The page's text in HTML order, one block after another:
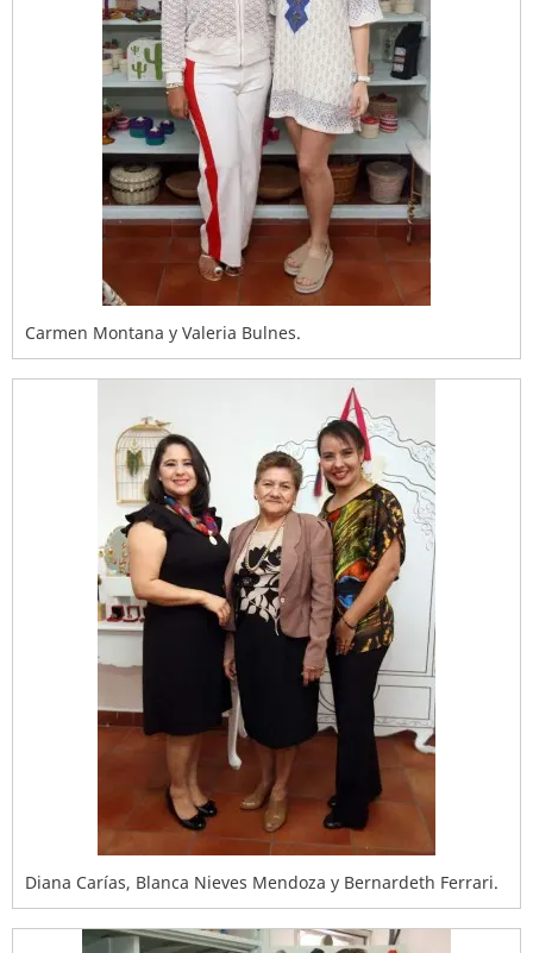
Carmen Montana y Valeria Bulnes.
Diana Carías, Blanca Nieves Mendoza y Bernardeth Ferrari.